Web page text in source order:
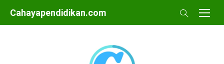
Skip
to
Cahayapendidikan.com